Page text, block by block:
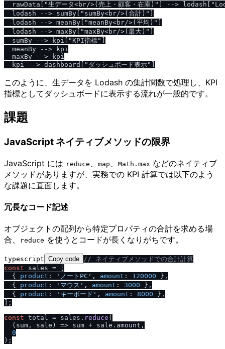
rawData["生データ<br/>(売上・顧客・在庫)"] -->
  lodash --> sumBy["sumBy<br/>(合計)"]
  lodash --> meanBy["meanBy<br/>(平均)"]
  lodash --> maxBy["maxBy<br/>(最大)"]
  sumBy --> kpi["KPI指標"]
  meanBy --> kpi
  maxBy --> kpi
このように、生データを Lodash の集計関数で処理し、KPI
指標としてダッシュボードに表示する流れが一般的です。
課題
JavaScript ネイティブメソッドの限界
JavaScript には reduce map Math.max などのネイティブ
メソッドがありますが、実務での KPI 計算では以下のよう
な課題に直面します。
冗長なコード記述
オブジェクトの配列から特定プロパティの合計を求める場
合、
reduce を使うとコードが長くなりがちです。
typescript Copy code // ネイティブメソッドでの合計計算
const sales = [
  {
product : 'ノートPC' , amount : 120000 },
  {
product : 'マウス' , amount : 3000 },
  {
product : 'キーボード' , amount : 8000 },
];
const total = sales. reduce (
( sum, sale ) => sum + sale. amount ,
0